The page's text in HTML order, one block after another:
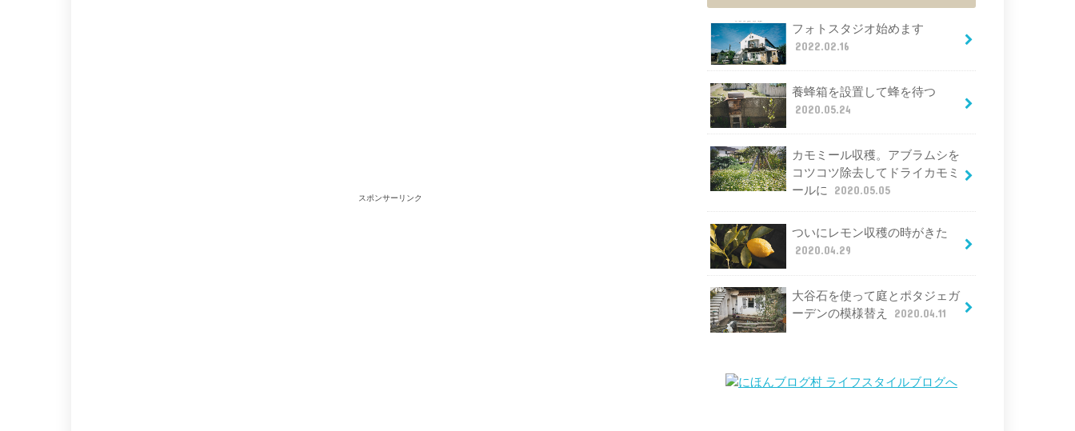
スポンサーリンク
フォトスタジオ始めます
2022.02.16
養蜂箱を設置して蜂を待つ
2020.05.24
カモミール収穫。アブラムシを
コツコツ除去してドライカモミ
ールに
2020.05.05
ついにレモン収穫の時がきた
2020.04.29
大谷石を使って庭とポタジェガ
ーデンの模様替え
2020.04.11